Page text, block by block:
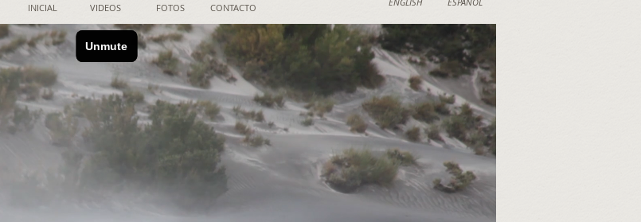
INICIAL VIDEOS FOTOS CONTACTO